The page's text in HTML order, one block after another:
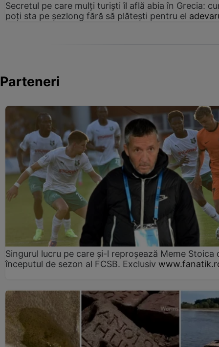
Secretul pe care mulți turiști îl află abia în Grecia:
poți sta pe șezlong fără să plătești pentru el
Parteneri
Singurul lucru pe care și-l reproșează Meme Stoica
începutul de sezon al FCSB. Exclusiv